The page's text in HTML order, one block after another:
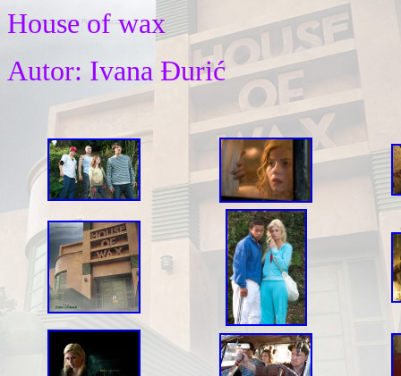
House of wax
Autor: Ivana Đurić